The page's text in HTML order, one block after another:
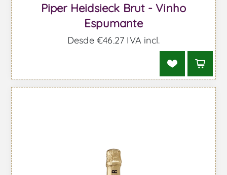
Piper Heidsieck Brut - Vinho
Espumante
Desde €46,27 IVA incl.